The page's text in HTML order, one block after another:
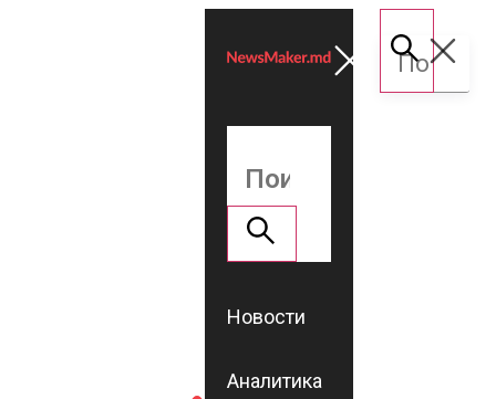
Новости
Аналитика